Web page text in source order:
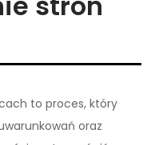
to proces, który
oraz